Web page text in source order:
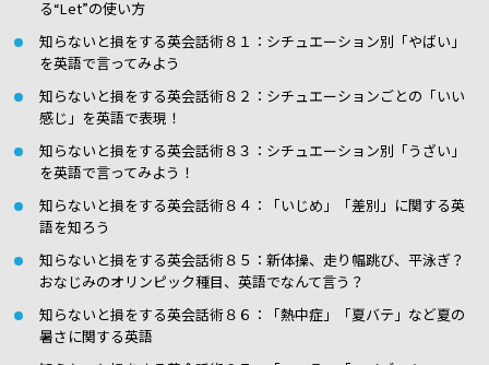
る“Let”の使い方
知らないと損をする英会話術８１：シチュエーション別「やばい」
を英語で言ってみよう
知らないと損をする英会話術８２：シチュエーションごとの「いい
感じ」を英語で表現！
知らないと損をする英会話術８３：シチュエーション別「うざい」
を英語で言ってみよう！
知らないと損をする英会話術８４：「いじめ」「差別」に関する英
語を知ろう
知らないと損をする英会話術８５：新体操、走り幅跳び、平泳ぎ？
おなじみのオリンピック種目、英語でなんて言う？
知らないと損をする英会話術８６：「熱中症」「夏バテ」など夏の
暑さに関する英語